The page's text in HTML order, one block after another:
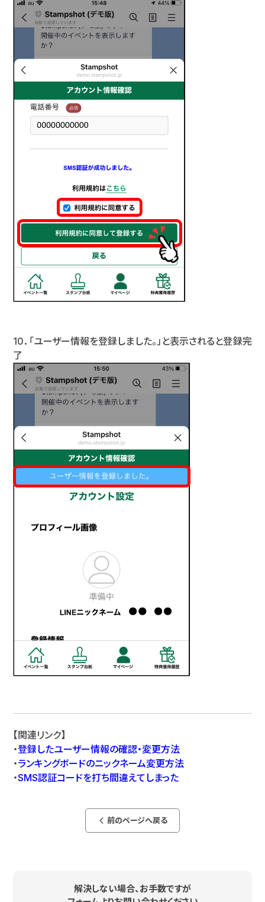
10．「ユーザー情報を登録しました。」と表示されると登録完
了
【関連リンク】
・登録したユーザー情報の確認・変更方法
・ランキングボードのニックネーム変更方法
・SMS認証コードを打ち間違えてしまった
arrow_back_ios_new 前のページへ戻る
解決しない場合、お手数ですが